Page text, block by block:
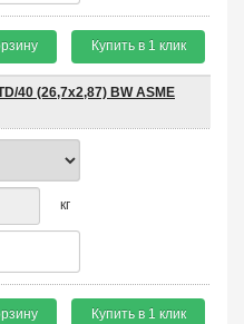
Купить в 1 клик
40 (26,7х2,87) BW ASME
кг
Купить в 1 клик